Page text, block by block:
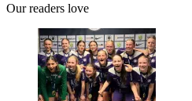
Our readers love